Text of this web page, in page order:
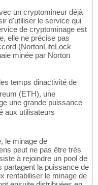
un cryptomineur déjà
d'utiliser le service qui
de cryptominage est
elle ne précise pas
(NortonLifeLock
minée par Norton
temps dinactivité de
(ETH), une
une grande puissance
aux utilisateurs
le minage de
peut ne pas être très
à rejoindre un pool de
partagent la puissance de
rentabiliser le minage de